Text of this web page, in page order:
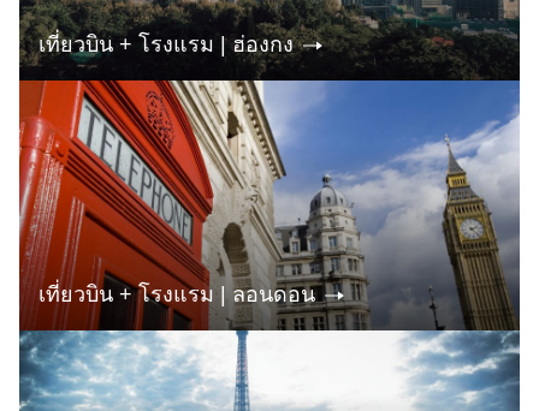
เที่ยวบิน + โรงแรม | ฮ่องกง
เที่ยวบิน + โรงแรม | ลอนดอน